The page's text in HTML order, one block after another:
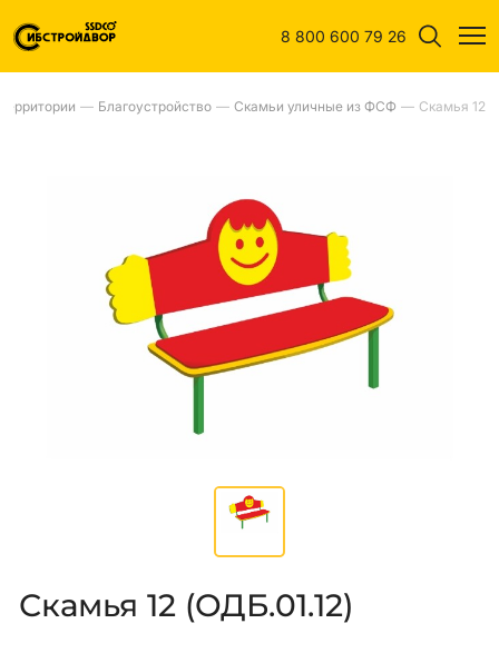
8 800 600 79 26
— Благоустройство — Скамьи уличные из ФСФ — Скамья 12
Скамья 12 (ОДБ.01.12)